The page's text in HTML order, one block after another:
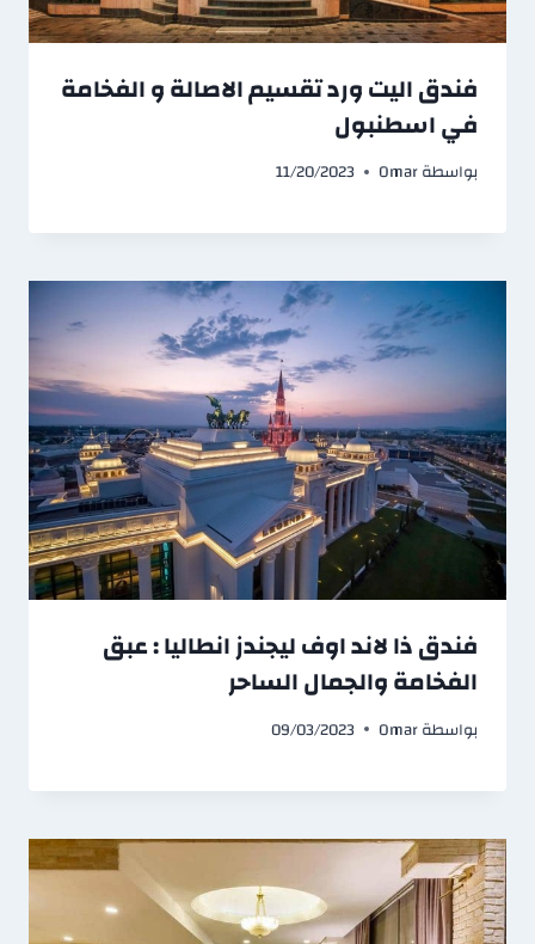
فندق اليت ورد تقسيم الاصالة و الفخامة
في اسطنبول
بواسطةOmar
11/20/2023
فندق ذا لاند اوف ليجندز انطاليا : عبق
الفخامة والجمال الساحر
بواسطةOmar
09/03/2023